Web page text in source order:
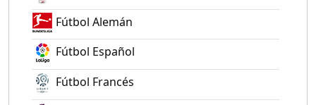
Fútbol Alemán
Fútbol Español
Fútbol Francés